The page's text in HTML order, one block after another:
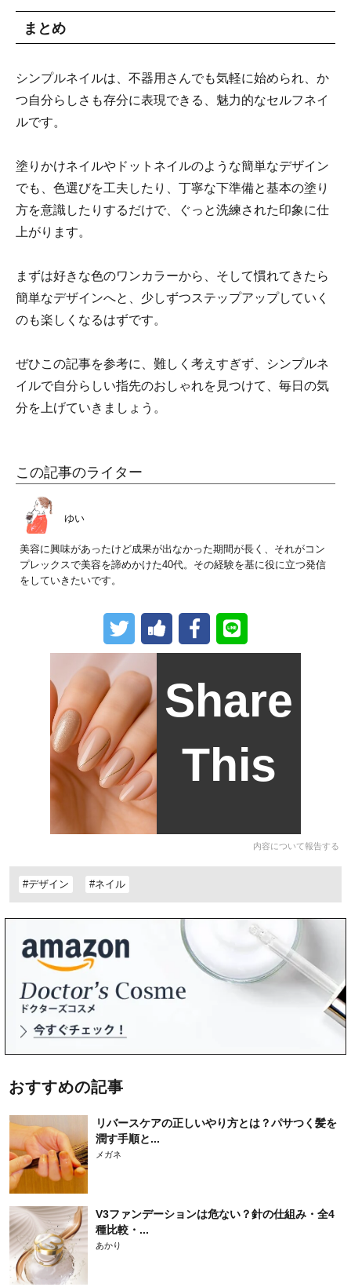
まとめ
シンプルネイルは、不器用さんでも気軽に始められ、か
つ自分らしさも存分に表現できる、魅力的なセルフネイ
ルです。
塗りかけネイルやドットネイルのような簡単なデザイン
でも、色選びを工夫したり、丁寧な下準備と基本の塗り
方を意識したりするだけで、ぐっと洗練された印象に仕
上がります。
まずは好きな色のワンカラーから、そして慣れてきたら
簡単なデザインへと、少しずつステップアップしていく
のも楽しくなるはずです。
ぜひこの記事を参考に、難しく考えすぎず、シンプルネ
イルで自分らしい指先のおしゃれを見つけて、毎日の気
分を上げていきましょう。
この記事のライター
ゆい
美容に興味があったけど成果が出なかった期間が長く、それがコン
プレックスで美容を諦めかけた40代。その経験を基に役に立つ発信
をしていきたいです。
Share
This
内容について報告する
#デザイン #ネイル
おすすめの記事
リバースケアの正しいやり方とは？パサつく髪を
潤す手順と...
メガネ
V3ファンデーションは危ない？針の仕組み・全4
種比較・...
あかり